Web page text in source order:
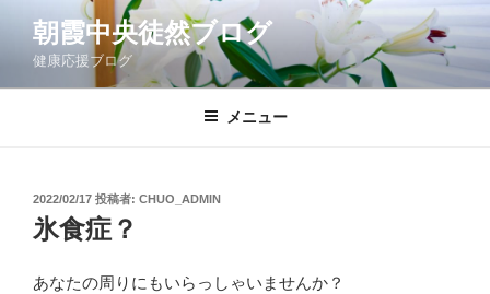
ン
朝霞中央徒然ブログ
健康応援ブログ
メニュー
投
稿
日:
2022/02/17 投稿者: CHUO_ADMIN
氷食症？
あなたの周りにもいらっしゃいませんか？